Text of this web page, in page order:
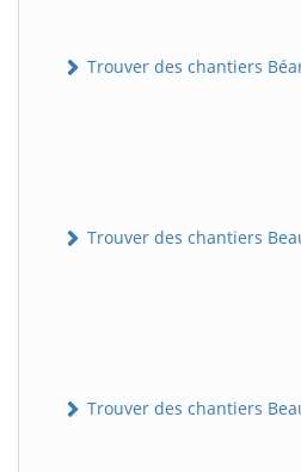
Trouver des chantiers
Trouver des chantiers
Trouver des chantiers